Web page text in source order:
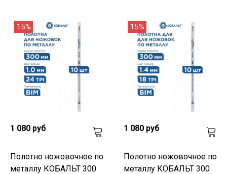
15%
1 080 руб
Полотно ножовочное по
металлу КОБАЛЬТ 300
15%
1 080 руб
Полотно ножовочное по
металлу КОБАЛЬТ 300